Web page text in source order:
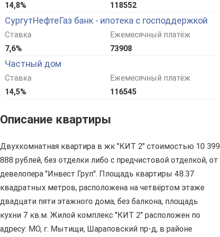
14,8%
118552
СургутНефтеГаз банк - ипотека с господдержкой
Ставка
7,6%
Ежемесячный платёж
73908
Частный дом
Ставка
14,5%
Ежемесячный платёж
116545
Описание квартиры
Двухкомнатная квартира в жк "КИТ 2" стоимостью 10 399
888 рублей, без отделки либо с предчистовой отделкой, от
девелопера "Инвест Груп". Площадь квартиры 48.37
квадратных метров, расположена на четвёртом этаже
двадцати пяти этажного дома, без балкона, площадь
кухни 7 кв.м. Жилой комплекс "КИТ 2" расположен по
адресу: МО, г. Мытищи, Шараповский пр-д, в районе